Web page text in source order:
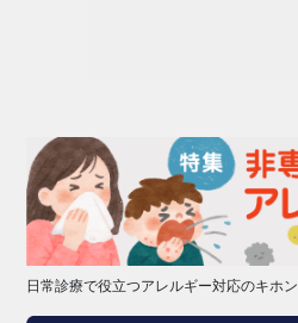
日常診療で役立つアレルギー対応のキホン